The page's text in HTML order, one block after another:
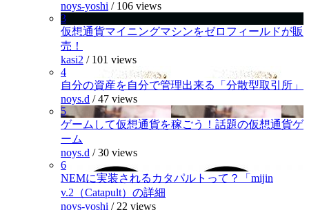
noys-yoshi / 106 views
3
仮想通貨マイニングマシンをゼロフィールドが販
売！
kasi2 / 101 views
4
自分の資産を自分で管理出来る「分散型取引所」
noys.d /47 views
5
ゲームして仮想通貨を稼ごう！話題の仮想通貨ゲ
ーム
noys.d /30 views
6
NEMに実装されるカタパルトって？「mijin
v.2（Catapult）の詳細
noys-yoshi / 22 views